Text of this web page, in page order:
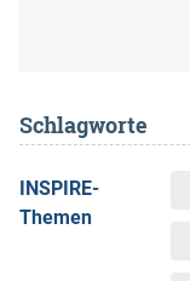
Schlag­worte
INSPIRE-
Themen